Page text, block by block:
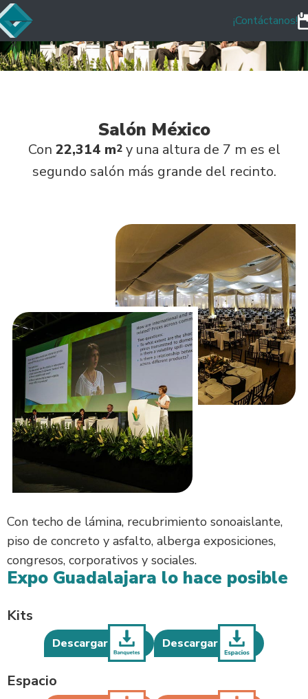
¡Contáctanos!
Salón México
Con 22,314 m2y una altura de 7 m es el
segundo salón más grande del recinto.
Con techo de lámina, recubrimiento sonoaislante,
piso de concreto y asfalto, alberga exposiciones,
congresos, corporativos y sociales.
Expo Guadalajara lo hace posible
Kits
Descargar Descargar
Espacio